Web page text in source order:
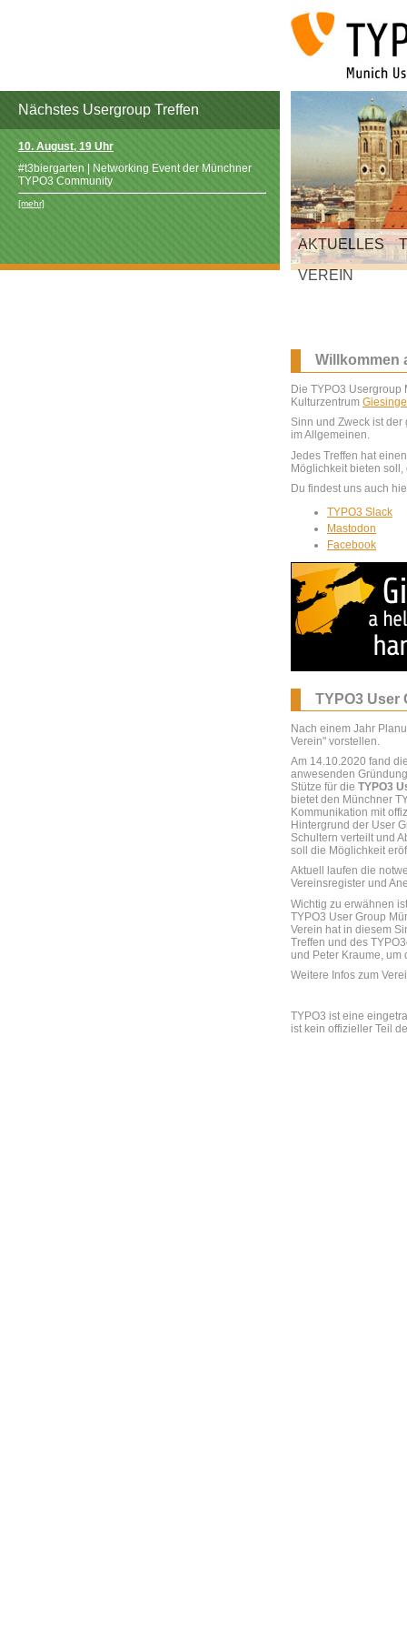
Nächstes Usergroup Treffen
10. August, 19 Uhr
#t3biergarten | Networking Event der Münchner
TYPO3 Community
[mehr]
AKTUELLES
VEREIN
Willkommen
Die TYPO3
Kulturzentrum
Sinn und Zweck ist
im Allgemeinen.
Jedes Treffen hat
Möglichkeit bieten
Du findest uns auch
TYPO3 Slack
Mastodon
Facebook
TYPO3 User
Nach einem Jahr
Verein" vorstellen.
Am 14.10.2020 fand
anwesenden
Stütze für die TYPO3
bietet den Münchner
Kommunikation mit
Hintergrund der User
Schultern verteilt und
soll die Möglichkeit
Aktuell laufen die
Vereinsregister und
Wichtig zu erwähnen
TYPO3 User Group
Verein hat in diesem
Treffen und des
und Peter Kraume, um
Weitere Infos zum
TYPO3 ist eine
ist kein offizieller Teil